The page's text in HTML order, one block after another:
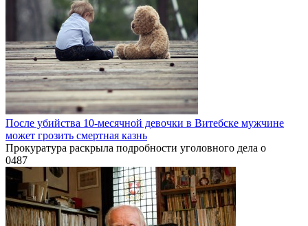
После убийства 10-месячной девочки в Витебске мужчине
может грозить смертная казнь
Прокуратура раскрыла подробности уголовного дела о
0487